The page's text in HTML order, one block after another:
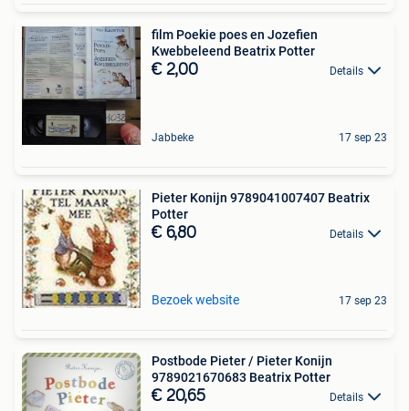
film Poekie poes en Jozefien
Kwebbeleend Beatrix Potter
€ 2,00 Details
Jabbeke 17 sep 23
Pieter Konijn 9789041007407 Beatrix
Potter
€ 6,80 Details
Bezoek website 17 sep 23
Postbode Pieter / Pieter Konijn
9789021670683 Beatrix Potter
€ 20,65 Details